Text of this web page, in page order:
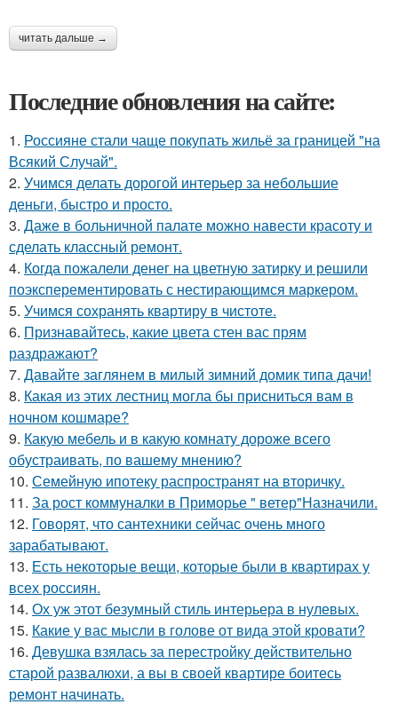
читать дальше →
Последние обновления на сайте:
1. Россияне стали чаще покупать жильё за границей "на
Всякий Случай".
2. Учимся делать дорогой интерьер за небольшие
деньги, быстро и просто.
3. Даже в больничной палате можно навести красоту и
сделать классный ремонт.
4. Когда пожалели денег на цветную затирку и решили
поэксперементировать с нестирающимся маркером.
5. Учимся сохранять квартиру в чистоте.
6. Признавайтесь, какие цвета стен вас прям
раздражают?
7. Давайте заглянем в милый зимний домик типа дачи!
8. Какая из этих лестниц могла бы присниться вам в
ночном кошмаре?
9. Какую мебель и в какую комнату дороже всего
обустраивать, по вашему мнению?
10. Семейную ипотеку распространят на вторичку.
11. За рост коммуналки в Приморье " ветер"Назначили.
12. Говорят, что сантехники сейчас очень много
зарабатывают.
13. Есть некоторые вещи, которые были в квартирах у
всех россиян.
14. Ох уж этот безумный стиль интерьера в нулевых.
15. Какие у вас мысли в голове от вида этой кровати?
16. Девушка взялась за перестройку действительно
старой развалюхи, а вы в своей квартире боитесь
ремонт начинать.